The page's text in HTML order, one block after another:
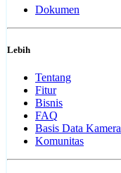
Dokumen
Lebih
Tentang
Fitur
Bisnis
FAQ
Basis Data Kamera
Komunitas